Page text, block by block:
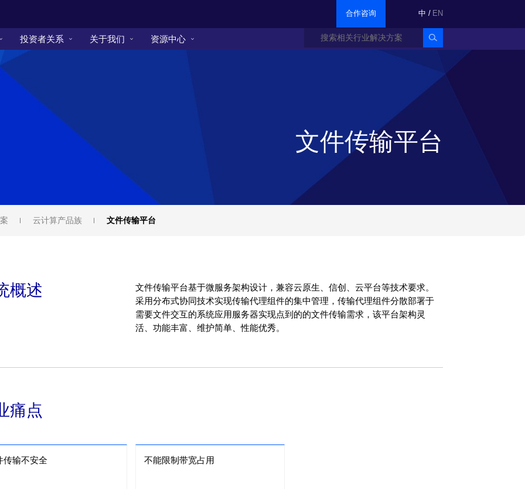
合作咨询 中 / EN
投资者关系 关于我们 资源中心
文件传输平台
云计算产品族 文件传输平台
概述
文件传输平台基于微服务架构设计，兼容云原生、信创、云平台等技术要求。
采用分布式协同技术实现传输代理组件的集中管理，传输代理组件分散部署于
需要文件交互的系统应用服务器实现点到的的文件传输需求，该平台架构灵
活、功能丰富、维护简单、性能优秀。
痛点
传输不安全 不能限制带宽占用